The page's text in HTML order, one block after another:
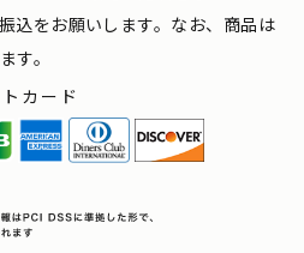
込をお願いします。なお、商品は
す。
カード